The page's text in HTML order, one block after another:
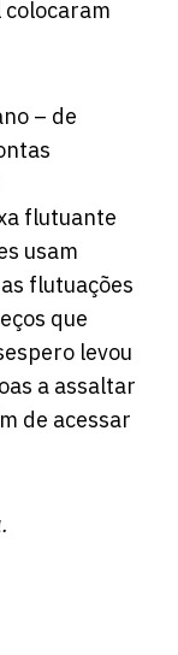
colocaram
– de
flutuante
usam
flutuações
que
levou
a assaltar
de acessar